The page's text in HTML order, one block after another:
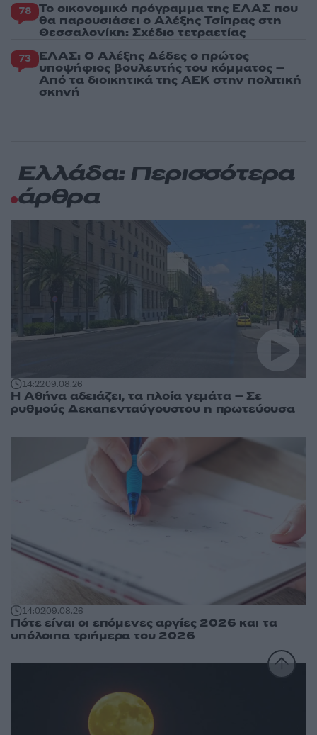
78 Το οικονομικό πρόγραμμα της ΕΛΑΣ που
θα παρουσιάσει ο Αλέξης Τσίπρας στη
Θεσσαλονίκη: Σχέδιο τετραετίας
73 ΕΛΑΣ: Ο Αλέξης Δέδες ο πρώτος
υποψήφιος βουλευτής του κόμματος –
Από τα διοικητικά της ΑΕΚ στην πολιτική
σκηνή
Ελλάδα: Περισσότερα
άρθρα
14:2209.08.26
Η Αθήνα αδειάζει, τα πλοία γεμάτα – Σε
ρυθμούς Δεκαπενταύγουστου η πρωτεύουσα
14:0209.08.26
Πότε είναι οι επόμενες αργίες 2026 και τα
υπόλοιπα τριήμερα του 2026